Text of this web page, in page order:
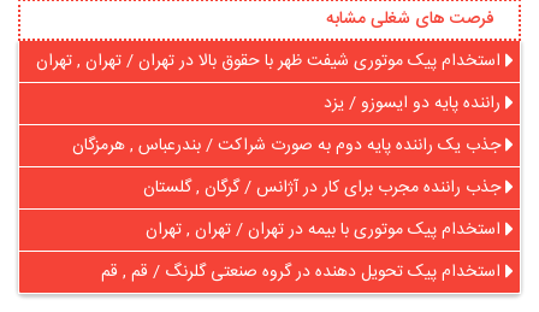
فرصت های شغلی مشابه
استخدام پیک موتوری شیفت ظهر با حقوق بالا در تهران / تهران , تهران
راننده پایه دو ایسوزو / یزد
جذب یک راننده پایه دوم به صورت شراکت / بندرعباس , هرمزگان
جذب راننده مجرب برای کار در آژانس / گرگان , گلستان
استخدام پیک موتوری با بیمه در تهران / تهران , تهران
استخدام پیک تحویل دهنده در گروه صنعتی گلرنگ / قم , قم